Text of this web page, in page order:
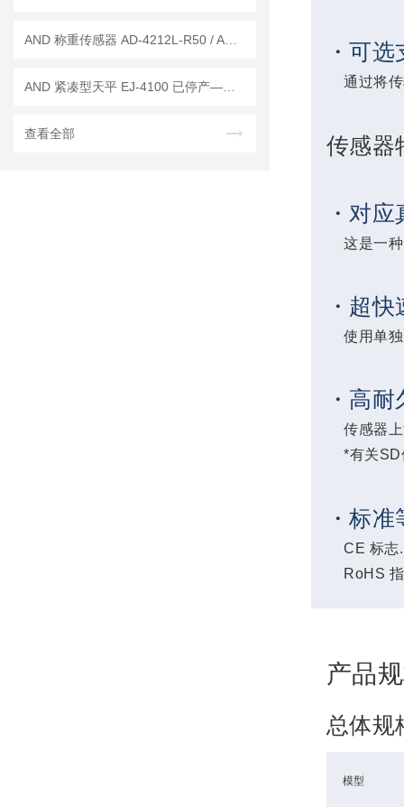
查看全部
・可
通过将
传感器
・对
这是一
・超
使用单
・高
传感器
*有关SD
・标准
CE 标志
RoHS
产品
总体规
模型